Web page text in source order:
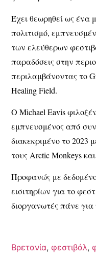
Έχει θεωρηθεί ως ένα
πολιτισμό,
των ελεύθερων
παραδόσεις στην
περιλαμβάνοντας το
Healing Field.
Ο Michael Eavis
εμπνευσμένος από
διακεκριμένο το 2023
τους Arctic Monkeys και
Προφανώς με
εισιτηρίων για το
διοργανωτές πάνε
Βρετανία,φεστιβάλ,